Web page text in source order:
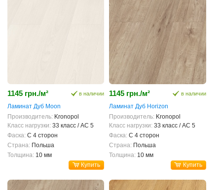
1145 грн./м² в наличии
Ламинат Дуб Moon
Производитель: Kronopol
Класс нагрузки: 33 класс / AC 5
Фаска: С 4 сторон
Страна: Польша
Толщина: 10 мм
Купить
1145 грн./м² в наличии
Ламинат Дуб Horizon
Производитель: Kronopol
Класс нагрузки: 33 класс / AC 5
Фаска: С 4 сторон
Страна: Польша
Толщина: 10 мм
Купить